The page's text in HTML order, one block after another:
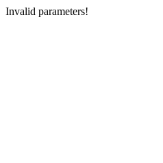
Invalid parameters!